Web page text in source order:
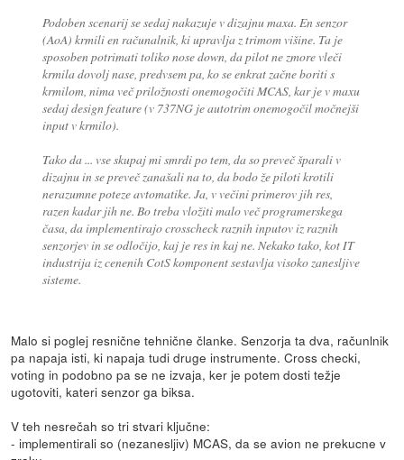
Podoben scenarij se sedaj nakazuje v dizajnu maxa. En senzor
(AoA) krmili en računalnik, ki upravlja z trimom višine. Ta je
sposoben potrimati toliko nose down, da pilot ne zmore vleči
krmila dovolj nase, predvsem pa, ko se enkrat začne boriti s
krmilom, nima več priložnosti onemogočiti MCAS, kar je v maxu
sedaj design feature (v 737NG je autotrim onemogočil močnejši
input v krmilo).
Tako da ... vse skupaj mi smrdi po tem, da so preveč šparali v
dizajnu in se preveč zanašali na to, da bodo že piloti krotili
nerazumne poteze avtomatike. Ja, v večini primerov jih res,
razen kadar jih ne. Bo treba vložiti malo več programerskega
časa, da implementirajo crosscheck raznih inputov iz raznih
senzorjev in se odločijo, kaj je res in kaj ne. Nekako tako, kot IT
industrija iz cenenih CotS komponent sestavlja visoko zanesljive
sisteme.
Malo si poglej resnične tehnične članke. Senzorja ta dva, računlnik
pa napaja isti, ki napaja tudi druge instrumente. Cross checki,
voting in podobno pa se ne izvaja, ker je potem dosti težje
ugotoviti, kateri senzor ga biksa.
V teh nesrečah so tri stvari ključne:
- implementirali so (nezanesljiv) MCAS, da se avion ne prekucne v